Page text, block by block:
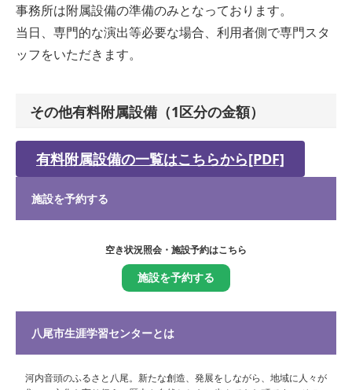
事務所は附属設備の準備のみとなっております。
当日、専門的な演出等必要な場合、利用者側で専門スタ
ッフをいただきます。
その他有料附属設備（1区分の金額）
有料附属設備の一覧はこちらから[PDF]
施設を予約する
空き状況照会・施設予約はこちら
施設を予約する
八尾市生涯学習センターとは
河内音頭のふるさと八尾。新たな創造、発展をしながら、地域に人々が